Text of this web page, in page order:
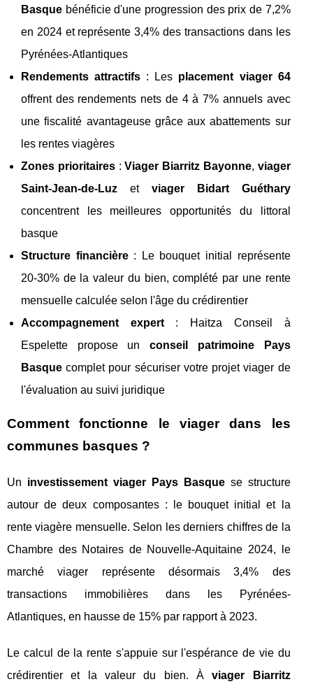
Basque bénéficie d'une progression des prix de 7,2%
en 2024 et représente 3,4% des transactions dans les
Pyrénées-Atlantiques
Rendements attractifs : Les placement viager 64
offrent des rendements nets de 4 à 7% annuels avec
une fiscalité avantageuse grâce aux abattements sur
les rentes viagères
Zones prioritaires:Viager Biarritz Bayonne, viager
Saint-Jean-de-Luz et viager Bidart Guéthary
concentrent les meilleures opportunités du littoral
basque
Structure financière: Le bouquet initial représente
20-30% de la valeur du bien, complété par une rente
mensuelle calculée selon l'âge du crédirentier
Accompagnement expert: Haitza Conseil à
Espelette propose unconseil patrimoine Pays
Basque complet pour sécuriser votre projet viager de
l'évaluation au suivi juridique
Comment fonctionne le viager dans les
communes basques ?
Un investissement viager Pays Basquese structure
autour de deux composantes : le bouquet initial et la
rente viagère mensuelle. Selon les derniers chiffres de la
Chambre des Notaires de Nouvelle-Aquitaine 2024, le
marché viager représente désormais 3,4% des
transactions immobilières dans les Pyrénées-
Atlantiques, en hausse de 15% par rapport à 2023.
Le calcul de la rente s'appuie sur l'espérance de vie du
crédirentier et la valeur du bien. Àviager Biarritz